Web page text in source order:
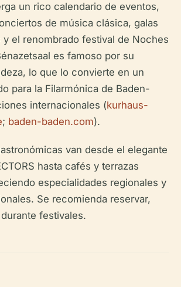
un rico calendario de eventos,
de música clásica, galas
y el renombrado festival de Noches
es famoso por su
lo que lo convierte en un
para la Filarmónica de Baden-
internacionales (kurhaus-
; baden-baden.com).
van desde el elegante
hasta cafés y terrazas
especialidades regionales y
Se recomienda reservar,
festivales.